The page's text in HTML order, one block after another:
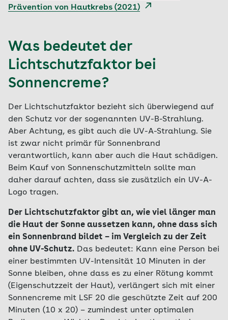
Prävention von Hautkrebs (2021)
Was bedeutet der
Lichtschutzfaktor bei
Sonnencreme?
Der Lichtschutzfaktor bezieht sich überwiegend auf
den Schutz vor der sogenannten UV-B-Strahlung.
Aber Achtung, es gibt auch die UV-A-Strahlung. Sie
ist zwar nicht primär für Sonnenbrand
verantwortlich, kann aber auch die Haut schädigen.
Beim Kauf von Sonnenschutzmitteln sollte man
daher darauf achten, dass sie zusätzlich ein UV-A-
Logo tragen.
Der Lichtschutzfaktor gibt an, wie viel länger man
die Haut der Sonne aussetzen kann, ohne dass sich
ein Sonnenbrand bildet – im Vergleich zu der Zeit
ohne UV-Schutz. Das bedeutet: Kann eine Person bei
einer bestimmten UV-Intensität 10 Minuten in der
Sonne bleiben, ohne dass es zu einer Rötung kommt
(Eigenschutzzeit der Haut), verlängert sich mit einer
Sonnencreme mit LSF 20 die geschützte Zeit auf 200
Minuten (10 x 20) – zumindest unter optimalen